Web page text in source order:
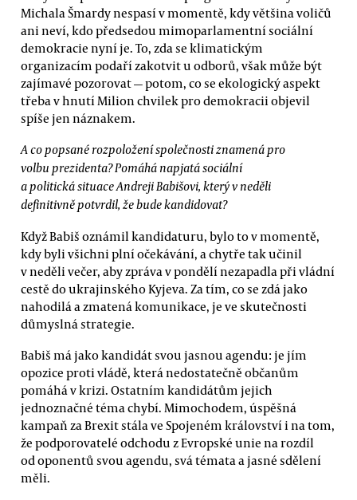
Michala Šmardy nespasí v momentě, kdy většina voličů
ani neví, kdo předsedou mimoparlamentní sociální
demokracie nyní je. To, zda se klimatickým
organizacím podaří zakotvit u odborů, však může být
zajímavé pozorovat — potom, co se ekologický aspekt
třeba v hnutí Milion chvilek pro demokracii objevil
spíše jen náznakem.
A co popsané rozpoložení společnosti znamená pro
volbu prezidenta? Pomáhá napjatá sociální
a politická situace Andreji Babišovi, který v neděli
definitivně potvrdil, že bude kandidovat?
Když Babiš oznámil kandidaturu, bylo to v momentě,
kdy byli všichni plní očekávání, a chytře tak učinil
v neděli večer, aby zpráva v pondělí nezapadla při vládní
cestě do ukrajinského Kyjeva. Za tím, co se zdá jako
nahodilá a zmatená komunikace, je ve skutečnosti
důmyslná strategie.
Babiš má jako kandidát svou jasnou agendu: je jím
opozice proti vládě, která nedostatečně občanům
pomáhá v krizi. Ostatním kandidátům jejich
jednoznačné téma chybí. Mimochodem, úspěšná
kampaň za Brexit stála ve Spojeném království i na tom,
že podporovatelé odchodu z Evropské unie na rozdíl
od oponentů svou agendu, svá témata a jasné sdělení
měli.